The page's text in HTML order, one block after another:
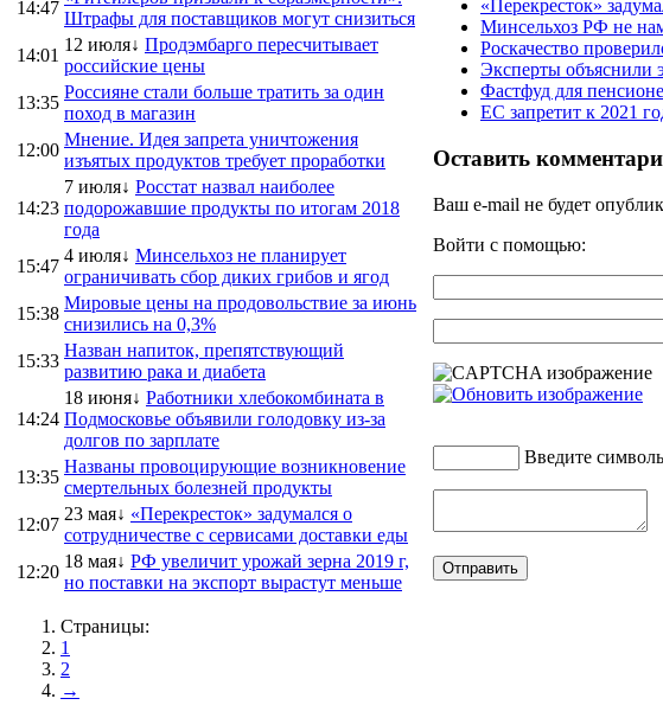
14:47
Штрафы для поставщиков могут снизиться
14:01
12 июля↓ Продэмбарго пересчитывает
российские цены
13:35
Россияне стали больше тратить за один
поход в магазин
12:00
Мнение. Идея запрета уничтожения
изъятых продуктов требует проработки
14:23
7 июля↓ Росстат назвал наиболее
подорожавшие продукты по итогам 2018
года
15:47
4 июля↓ Минсельхоз не планирует
ограничивать сбор диких грибов и ягод
15:38
Мировые цены на продовольствие за июнь
снизились на 0,3%
15:33
Назван напиток, препятствующий
развитию рака и диабета
14:24
18 июня↓ Работники хлебокомбината в
Подмосковье объявили голодовку из-за
долгов по зарплате
13:35
Названы провоцирующие возникновение
смертельных болезней продукты
12:07
23 мая↓ «Перекресток» задумался о
сотрудничестве с сервисами доставки еды
12:20
18 мая↓ РФ увеличит урожай зерна 2019 г,
но поставки на экспорт вырастут меньше
Страницы:
1
2
→
«Перекресток»
Минсельхоз РФ не
Роскачество
Эксперты объяснили
Фастфуд для
ЕС запретит к 2021
Оставить
Ваш e-mail не будет
Войти с помощью:
Введите